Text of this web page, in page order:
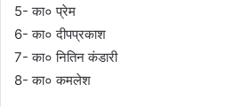
5- का० प्रेम
6- का० दीपप्रकाश
7- का० नितिन कंडारी
8- का० कमलेश